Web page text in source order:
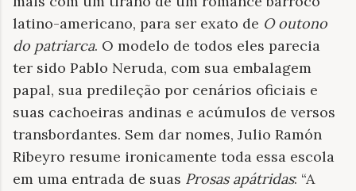
latino-americano, para ser exato de O outono
do patriarca. O modelo de todos eles parecia
ter sido Pablo Neruda, com sua embalagem
papal, sua predileção por cenários oficiais e
suas cachoeiras andinas e acúmulos de versos
transbordantes. Sem dar nomes, Julio Ramón
Ribeyro resume ironicamente toda essa escola
em uma entrada de suas Prosas apátridas: “A